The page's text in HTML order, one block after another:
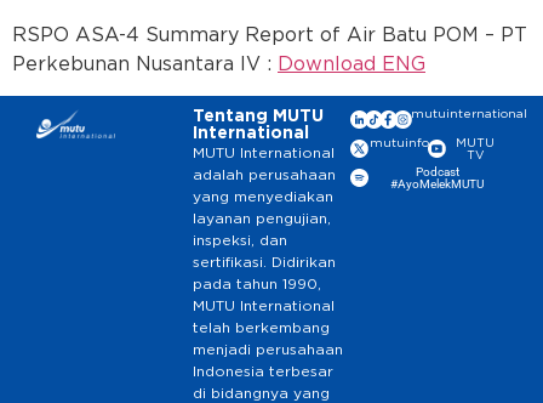
RSPO ASA-4 Summary Report of Air Batu POM – PT
Perkebunan Nusantara IV : Download ENG
Tentang MUTU
International
MUTU International
adalah perusahaan
yang menyediakan
layanan pengujian,
inspeksi, dan
sertifikasi. Didirikan
pada tahun 1990,
MUTU International
telah berkembang
menjadi perusahaan
Indonesia terbesar
di bidangnya yang
mutuinternational
mutuinfo
MUTU
TV
Podcast
#AyoMelekMUTU